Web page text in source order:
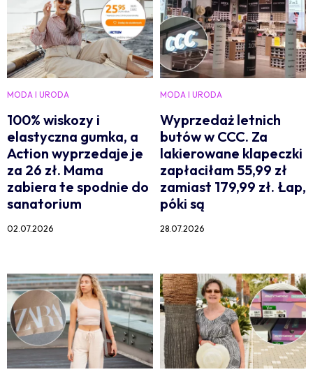
MODA I URODA
100% wiskozy i
elastyczna gumka, a
Action wyprzedaje je
za 26 zł. Mama
zabiera te spodnie do
sanatorium
02.07.2026
MODA I URODA
Wyprzedaż letnich
butów w CCC. Za
lakierowane klapeczki
zapłaciłam 55,99 zł
zamiast 179,99 zł. Łap,
póki są
28.07.2026